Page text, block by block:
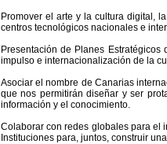
Promover el arte y la cultura digital,
centros tecnológicos nacionales e
Presentación de Planes
impulso e internacionalización de la
Asociar el nombre de Canarias
que nos permitirán diseñar y ser
información y el conocimiento.
Colaborar con redes globales para el
Instituciones para, juntos, construir